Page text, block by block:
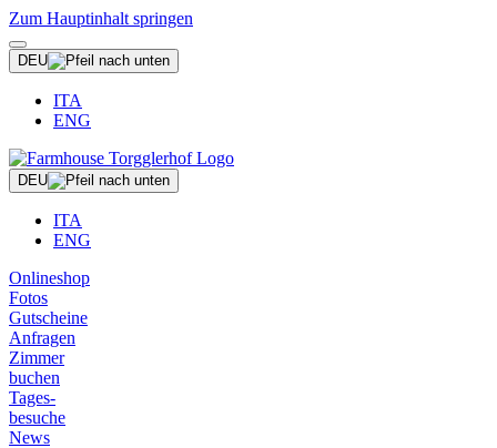
Zum Hauptinhalt springen
DEU
ITA
ENG
DEU
ITA
ENG
Onlineshop
Fotos
Gutscheine
Anfragen
Zimmer
buchen
Tages-
besuche
News